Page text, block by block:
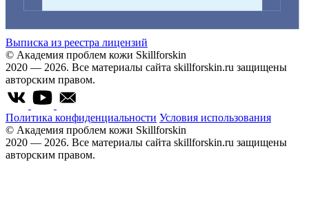
Выписка из реестра лицензий
© Академия проблем кожи Skillforskin
2020 — 2026. Все материалы сайта skillforskin.ru защищены
авторским правом.
Политика конфиденциальности Условия использования
© Академия проблем кожи Skillforskin
2020 — 2026. Все материалы сайта skillforskin.ru защищены
авторским правом.